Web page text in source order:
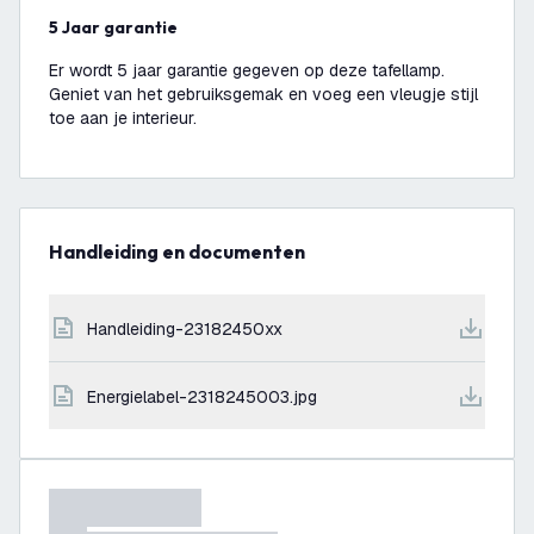
5 Jaar garantie
Er wordt 5 jaar garantie gegeven op deze tafellamp.
Geniet van het gebruiksgemak en voeg een vleugje stijl
toe aan je interieur.
Handleiding en documenten
handleiding-23182450xx
energielabel-2318245003.jpg